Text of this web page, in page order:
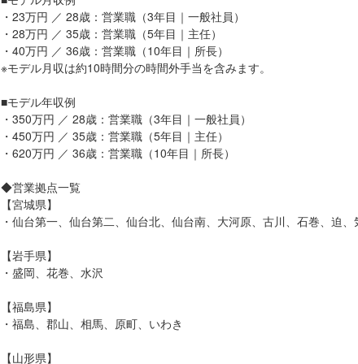
・23万円 ／ 28歳：営業職（3年目｜一般社員）
・28万円 ／ 35歳：営業職（5年目｜主任）
・40万円 ／ 36歳：営業職（10年目｜所長）
※モデル月収は約10時間分の時間外手当を含みます。
■モデル年収例
・350万円 ／ 28歳：営業職（3年目｜一般社員）
・450万円 ／ 35歳：営業職（5年目｜主任）
・620万円 ／ 36歳：営業職（10年目｜所長）
◆営業拠点一覧
【宮城県】
・仙台第一、仙台第二、仙台北、仙台南、大河原、古川、石巻、迫、
【岩手県】
・盛岡、花巻、水沢
【福島県】
・福島、郡山、相馬、原町、いわき
【山形県】